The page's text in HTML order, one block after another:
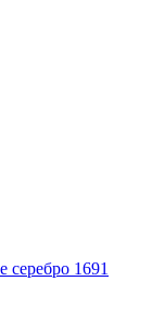
серебро 1691